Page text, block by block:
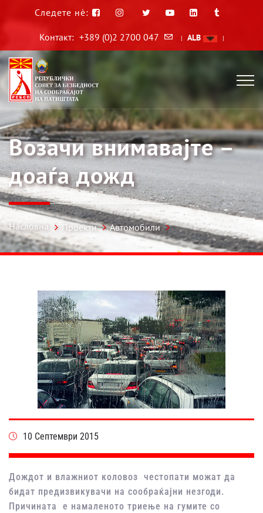
Следете нè:
Контакт: +389 (0)2 2700 047 | ALB |
Возачи внимавајте –
доаѓа дожд
Насловна Проекти Автомобили
10 Септември 2015
Дождот и влажниот коловоз честопати можат да
бидат предизвикувачи на сообраќајни незгоди.
Причината е намаленото триење на гумите со